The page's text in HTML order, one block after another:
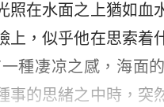
在水面之上猶如血
，似乎他在思索着
種凄凉之感，海面
的思緒之中時，突